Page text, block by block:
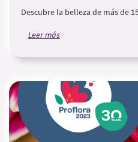
Descubre la belleza de más de
Leer más